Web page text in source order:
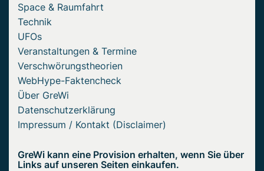
Space & Raumfahrt
Technik
UFOs
Veranstaltungen & Termine
Verschwörungstheorien
WebHype-Faktencheck
Über GreWi
Datenschutzerklärung
Impressum / Kontakt (Disclaimer)
GreWi kann eine Provision erhalten, wenn Sie über
Links auf unseren Seiten einkaufen.